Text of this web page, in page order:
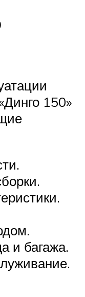
150»
и багажа.